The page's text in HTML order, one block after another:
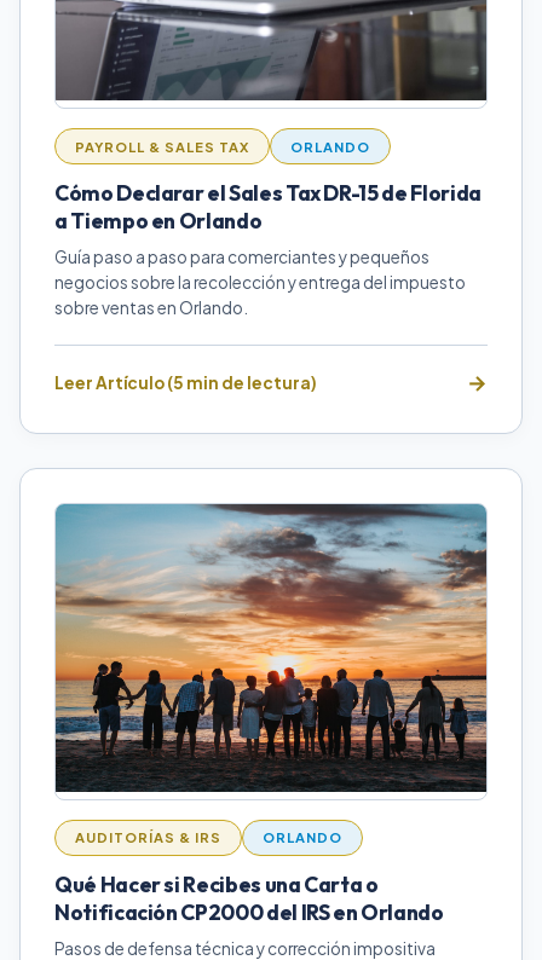
PAYROLL & SALES TAX ORLANDO
Cómo Declarar el Sales Tax DR-15 de Florida
a Tiempo en Orlando
Guía paso a paso para comerciantes y pequeños
negocios sobre la recolección y entrega del impuesto
sobre ventas en Orlando.
Leer Artículo (5 min de lectura)
AUDITORÍAS & IRS ORLANDO
Qué Hacer si Recibes una Carta o
Notificación CP2000 del IRS en Orlando
Pasos de defensa técnica y corrección impositiva